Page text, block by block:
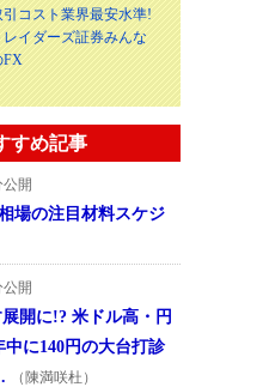
引コスト業界最安水準!
レイダーズ証券みんな
FX
すめ記事
公開
場の注目材料スケジ
公開
開に!? 米ドル高・円
に140円の大台打診
（陳満咲杜）